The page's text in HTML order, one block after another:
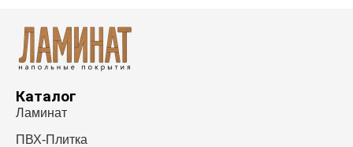
Каталог
Ламинат
ПВХ-Плитка